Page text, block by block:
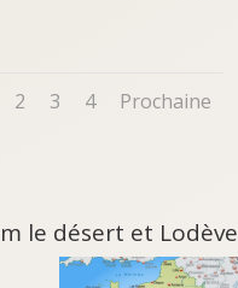
2 3 4 Prochaine
le désert et Lodève